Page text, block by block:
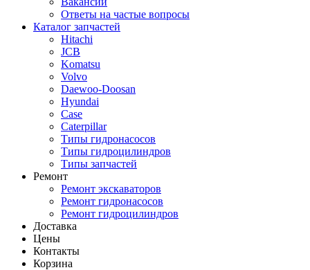
Ответы на частые вопросы
Каталог запчастей
Hitachi
JCB
Komatsu
Volvo
Daewoo-Doosan
Hyundai
Case
Caterpillar
Типы гидронасосов
Типы гидроцилиндров
Типы запчастей
Ремонт
Ремонт экскаваторов
Ремонт гидронасосов
Ремонт гидроцилиндров
Доставка
Цены
Контакты
Корзина